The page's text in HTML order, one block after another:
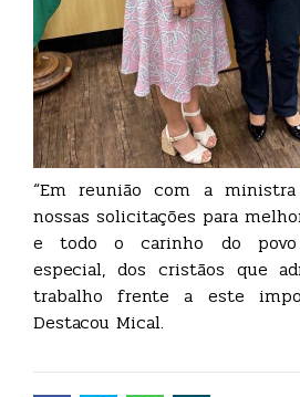
“Em reunião com a ministra
nossas solicitações para
e todo o carinho do povo
especial, dos cristãos que
trabalho frente a este
Destacou Mical.